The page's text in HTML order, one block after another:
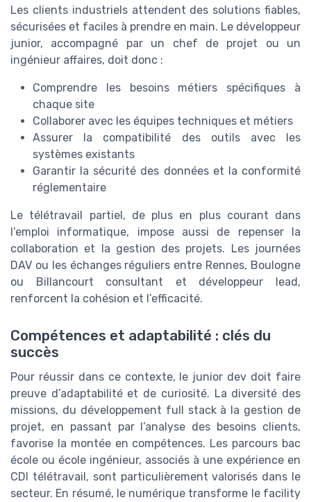
Les clients industriels attendent des solutions fiables,
sécurisées et faciles à prendre en main. Le développeur
junior, accompagné par un chef de projet ou un
ingénieur affaires, doit donc :
Comprendre les besoins métiers spécifiques à
chaque site
Collaborer avec les équipes techniques et métiers
Assurer la compatibilité des outils avec les
systèmes existants
Garantir la sécurité des données et la conformité
réglementaire
Le télétravail partiel, de plus en plus courant dans
l’emploi informatique, impose aussi de repenser la
collaboration et la gestion des projets. Les journées
DAV ou les échanges réguliers entre Rennes, Boulogne
ou Billancourt consultant et développeur lead,
renforcent la cohésion et l’efficacité.
Compétences et adaptabilité : clés du
succès
Pour réussir dans ce contexte, le junior dev doit faire
preuve d’adaptabilité et de curiosité. La diversité des
missions, du développement full stack à la gestion de
projet, en passant par l’analyse des besoins clients,
favorise la montée en compétences. Les parcours bac
école ou école ingénieur, associés à une expérience en
CDI télétravail, sont particulièrement valorisés dans le
secteur. En résumé, le numérique transforme le facility